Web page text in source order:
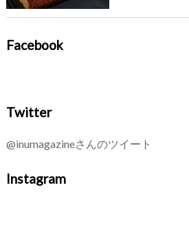
Facebook
Twitter
@inumagazineさんのツイート
Instagram